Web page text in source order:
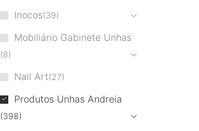
Inocos 39
Mobiliário Gabinete Unhas
8
Nail Art 27
Produtos Unhas Andreia
398